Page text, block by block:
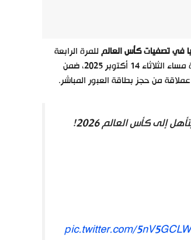
في تصفيات كأس العالمللمرة الرابعة
على التوالي، بعد تغلبه بسهولة على ضيفه منتخب بلغاريا بأربعة أهداف دون مقابل. أقيمت المباراة مساء الثلاثاء 14 أكتوبر 2025، ضمن
من حجز بطاقة العبور المباشر.
إلى كأس العالم 2026!
pic.twitter.com/